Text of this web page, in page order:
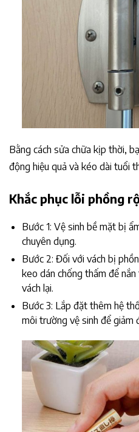
Bằng cách sửa chữa kịp thời,
động hiệu quả và kéo dài tuổi
Khắc phục lỗi phồng
Bước 1: Vệ sinh bề mặt bị
chuyên dụng.
Bước 2: Đối với vách bị
keo dán chống thấm để
vách lại.
Bước 3: Lắp đặt thêm hệ
môi trường vệ sinh để giảm